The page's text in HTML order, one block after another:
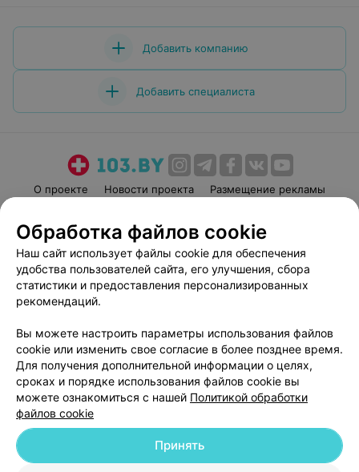
Добавить компанию
Добавить специалиста
О проекте Новости проекта
Размещение рекламы
Пользовательское соглашение
Способы оплаты
Вакансии
Партнеры
Написать руководителю 103.by
Обработка персональных данных
© 2026 ООО «Артокс Лаб», УНП 191700409
| 220012, Республика Беларусь,
Обработка файлов cookie
Наш сайт использует файлы cookie для обеспечения
удобства пользователей сайта, его улучшения, сбора
статистики и предоставления персонализированных
рекомендаций.
Вы можете настроить параметры использования файлов
cookie или изменить свое согласие в более позднее время.
Для получения дополнительной информации о целях,
сроках и порядке использования файлов cookie вы
можете ознакомиться с нашей Политикой обработки
файлов cookie
Принять